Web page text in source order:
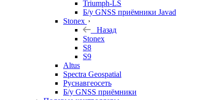
Triumph-LS
Б/у GNSS приёмники Javad
Stonex
Назад
Stonex
S8
S9
Altus
Spectra Geospatial
Руснавгеосеть
Б/у GNSS приёмники